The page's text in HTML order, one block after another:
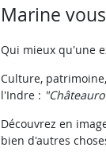
Marine
Qui mieux qu'une
Culture,
l'Indre :
Découvrez en
bien d'autres